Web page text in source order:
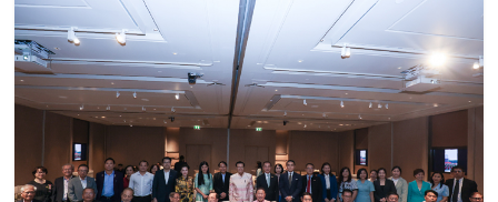
Diplomatic Relations”..
สมาคมมิตรภาพไทย-เวียดนามร่วมพิธี
เปิดสถานกงสุลกิตติมศักดิ์เวียดนาม
ประจำจังหวัดภูเก็ต และงานสัมมนา
Viet Nam Connect Forum ..
สมาคมร่วมนำนักศึกษาเวียดนาม
โครงการหลักสูตรภาษาอังกฤษเร่งรัด
ศึกษาดูงาน..